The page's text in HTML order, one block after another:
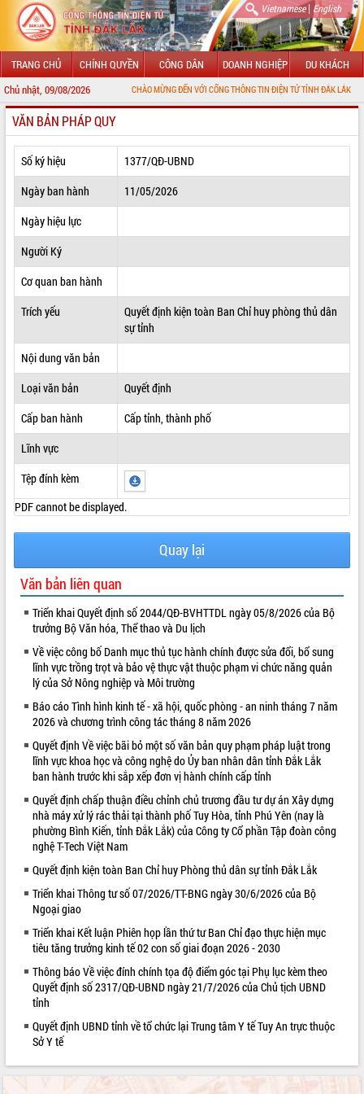
Vietnamese| English
TRANG CHỦ CHÍNH QUYỀN CÔNG DÂN DOANH NGHIỆP DU KHÁCH
Chủ nhật, 09/08/2026CHÀO MỪNG ĐẾN VỚI CỔNG THÔNG TIN ĐIỆN TỬ TỈNH ĐẮK LẮK
GIỚI THIỆU
LÃNH ĐẠO UBND TỈNH
TIN TỨC SỰ KIỆN
SỞ, BAN, NGÀNH
UBND CÁC XÃ, PHƯỜNG
THÔNG TIN CHỈ ĐẠO ĐIỀU HÀNH
HỆ THỐNG VĂN BẢN
VĂN BẢN HĐND TỈNH
ĐIỂM TIN VĂN BẢN
QUY HOẠCH - KẾ HOẠCH
VIDEO
Trailer Lễ hội Sầu riêng Đắk Lắk năm
2026
Khám bệnh, cấp phát thuốc miễn phí
và tặng quà người dân xã Cư Pui
Hội nghị UBND tỉnh Đắk Lắk thường kỳ
tháng 7/2026
Lễ truy tặng danh hiệu “Bà Mẹ Việt
Nam Anh hùng” và trao Huân chương
UBND tỉnh Đắk Lắk triển khai nhiệm
ALBUM ẢNH
VĂN BẢN PHÁP QUY
Số ký hiệu
1377/QĐ-UBND
Ngày ban hành
11/05/2026
Ngày hiệu lực
Người Ký
Cơ quan ban hành
Trích yếu
Quyết định kiện toàn Ban Chỉ huy phòng thủ dân
sự tỉnh
Nội dung văn bản
Loại văn bản
Quyết định
Cấp ban hành
Cấp tỉnh, thành phố
Lĩnh vực
Tệp đính kèm
PDF cannot be displayed.
Quay lại
Văn bản liên quan
Triển khai Quyết định số 2044/QĐ-BVHTTDL ngày 05/8/2026 của Bộ
trưởng Bộ Văn hóa, Thể thao và Du lịch
Về việc công bố Danh mục thủ tục hành chính được sửa đổi, bổ sung
lĩnh vực trồng trọt và bảo vệ thực vật thuộc phạm vi chức năng quản
lý của Sở Nông nghiệp và Môi trường
Báo cáo Tình hình kinh tế - xã hội, quốc phòng - an ninh tháng 7 năm
2026 và chương trình công tác tháng 8 năm 2026
Quyết định Về việc bãi bỏ một số văn bản quy phạm pháp luật trong
lĩnh vực khoa học và công nghệ do Ủy ban nhân dân tỉnh Đắk Lắk
ban hành trước khi sắp xếp đơn vị hành chính cấp tỉnh
Quyết định chấp thuận điều chỉnh chủ trương đầu tư dự án Xây dựng
nhà máy xử lý rác thải tại thành phố Tuy Hòa, tỉnh Phú Yên (nay là
phường Bình Kiến, tỉnh Đắk Lắk) của Công ty Cổ phần Tập đoàn công
nghệ T-Tech Việt Nam
Quyết định kiện toàn Ban Chỉ huy Phòng thủ dân sự tỉnh Đắk Lắk
Triển khai Thông tư số 07/2026/TT-BNG ngày 30/6/2026 của Bộ
Ngoại giao
Triển khai Kết luận Phiên họp lần thứ tư Ban Chỉ đạo thực hiện mục
tiêu tăng trưởng kinh tế 02 con số giai đoạn 2026 - 2030
Thông báo Về việc đính chính tọa độ điểm góc tại Phụ lục kèm theo
Quyết định số 2317/QĐ-UBND ngày 21/7/2026 của Chủ tịch UBND
tỉnh
Quyết định UBND tỉnh về tổ chức lại Trung tâm Y tế Tuy An trực thuộc
Sở Y tế